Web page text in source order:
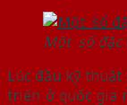
Một số đặc
Lúc đầu kỹ thuật
triển ở quốc gia